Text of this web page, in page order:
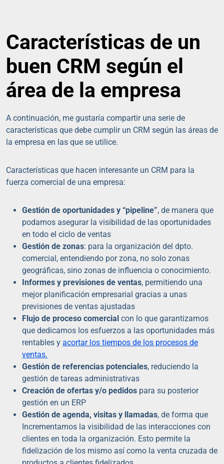
Características de un
buen CRM según el
área de la empresa
A continuación, me gustaría compartir una serie de
características que debe cumplir un CRM según las áreas de
la empresa en las que se utilice.
Características que hacen interesante un CRM para la
fuerza comercial de una empresa:
Gestión de oportunidades y “pipeline”, de manera que
podamos asegurar la visibilidad de las oportunidades
en todo el ciclo de ventas
Gestión de zonas: para la organización del dpto.
comercial, entendiendo por zona, no solo zonas
geográficas, sino zonas de influencia o conocimiento.
Informes y previsiones de ventas, permitiendo una
mejor planificación empresarial gracias a unas
previsiones de ventas ajustadas
Flujo de proceso comercial con lo que garantizamos
que dedicamos los esfuerzos a las oportunidades más
rentables y acortar los tiempos de los procesos de
ventas.
Gestión de referencias potenciales, reduciendo la
gestión de tareas administrativas
Creación de ofertas y/o pedidos para su posterior
gestión en un ERP
Gestión de agenda, visitas y llamadas, de forma que
Incrementamos la visibilidad de las interacciones con
clientes en toda la organización. Esto permite la
fidelización de los mismo así como la venta cruzada de